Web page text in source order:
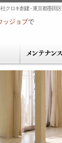
クロキ創建 - 東京都墨田区
ッジョブで